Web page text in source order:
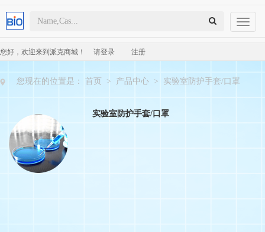
您好，欢迎来到派克商城！ 请登录 注册
Toggle
您现在的位置是： 首页 > 产品中心 > 实验室防护手套/口罩
实验室防护手套/口罩